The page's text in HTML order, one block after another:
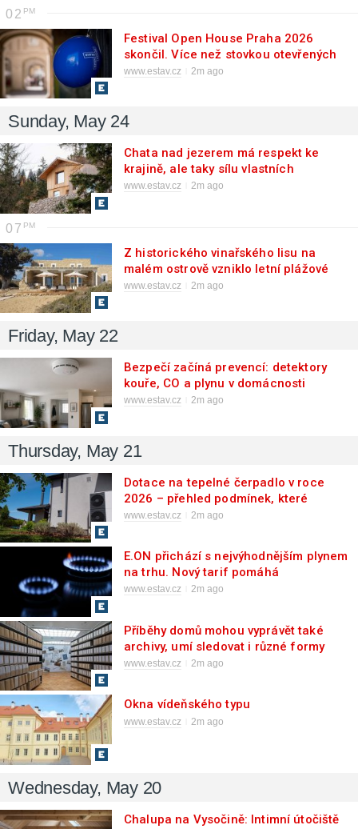
02
Festival Open House Praha 2026
skončil. Více než stovkou otevřených
budov prošly desítky tisíc lidí. Společně
www.estav.cz 2m ago
Sunday, May 24
Chata nad jezerem má respekt ke
krajině, ale taky sílu vlastních
nápadů
www.estav.cz 2m ago
07
Z historického vinařského lisu na
malém ostrově vzniklo letní plážové
útočiště
www.estav.cz 2m ago
Friday, May 22
Bezpečí začíná prevencí: detektory
kouře, CO a plynu v domácnosti
www.estav.cz 2m ago
Thursday, May 21
Dotace na tepelné čerpadlo v roce
2026 – přehled podmínek, které
musíte znát
www.estav.cz 2m ago
E.ON přichází s nejvýhodnějším plynem
na trhu. Nový tarif pomáhá
zákazníkům zajistit cenu i v době
www.estav.cz 2m ago
Příběhy domů mohou vyprávět také
archivy, umí sledovat i různé formy
bydlení v blízkém či vzdáleném čase
www.estav.cz 2m ago
Okna vídeňského typu
www.estav.cz 2m ago
Wednesday, May 20
Chalupa na Vysočině: Intimní útočiště